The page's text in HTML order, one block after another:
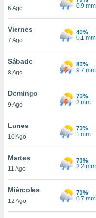
más
nuestra
y
de
cookies
aceptar
6 Ago
0.9 mm
Viernes
7 Ago
40%
0.1 mm
Sábado
8 Ago
80%
9.7 mm
Domingo
9 Ago
70%
2 mm
Lunes
10 Ago
70%
1 mm
Martes
11 Ago
70%
2.2 mm
Miércoles
12 Ago
70%
0.7 mm